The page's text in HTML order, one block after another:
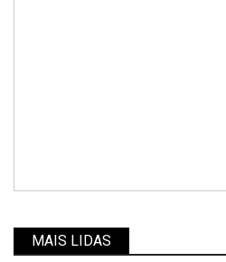
MAIS LIDAS